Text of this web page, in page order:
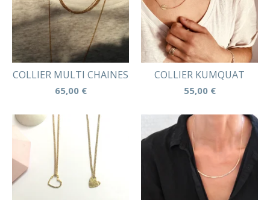
COLLIER MULTI CHAINES
65,00 €
COLLIER KUMQUAT
55,00 €